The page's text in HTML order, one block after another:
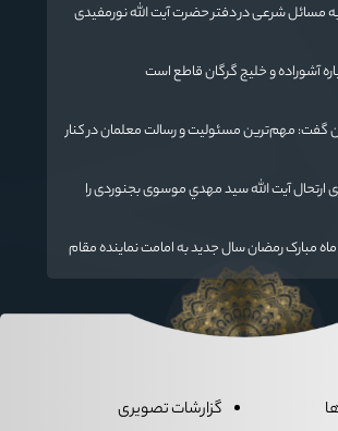
مسائل شرعی در دفتر حضرت آیت الله نورمفیدی
آشوراده و خلیج گرگان قاطع است
گفت: مهم‌ترین مسئولیت و رسالت معلمان در کنار
اسلامی است.
ارتحال آیت الله سيد مهدي موسوی بجنوردی را
ماه مبارک رمضان سال جدید به امامت نماینده مقام
گلستان اقامه می گردد.
گزارشات تصویری